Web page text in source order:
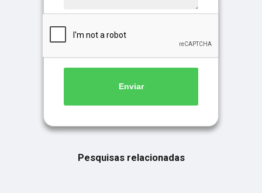
Enviar
Pesquisas relacionadas